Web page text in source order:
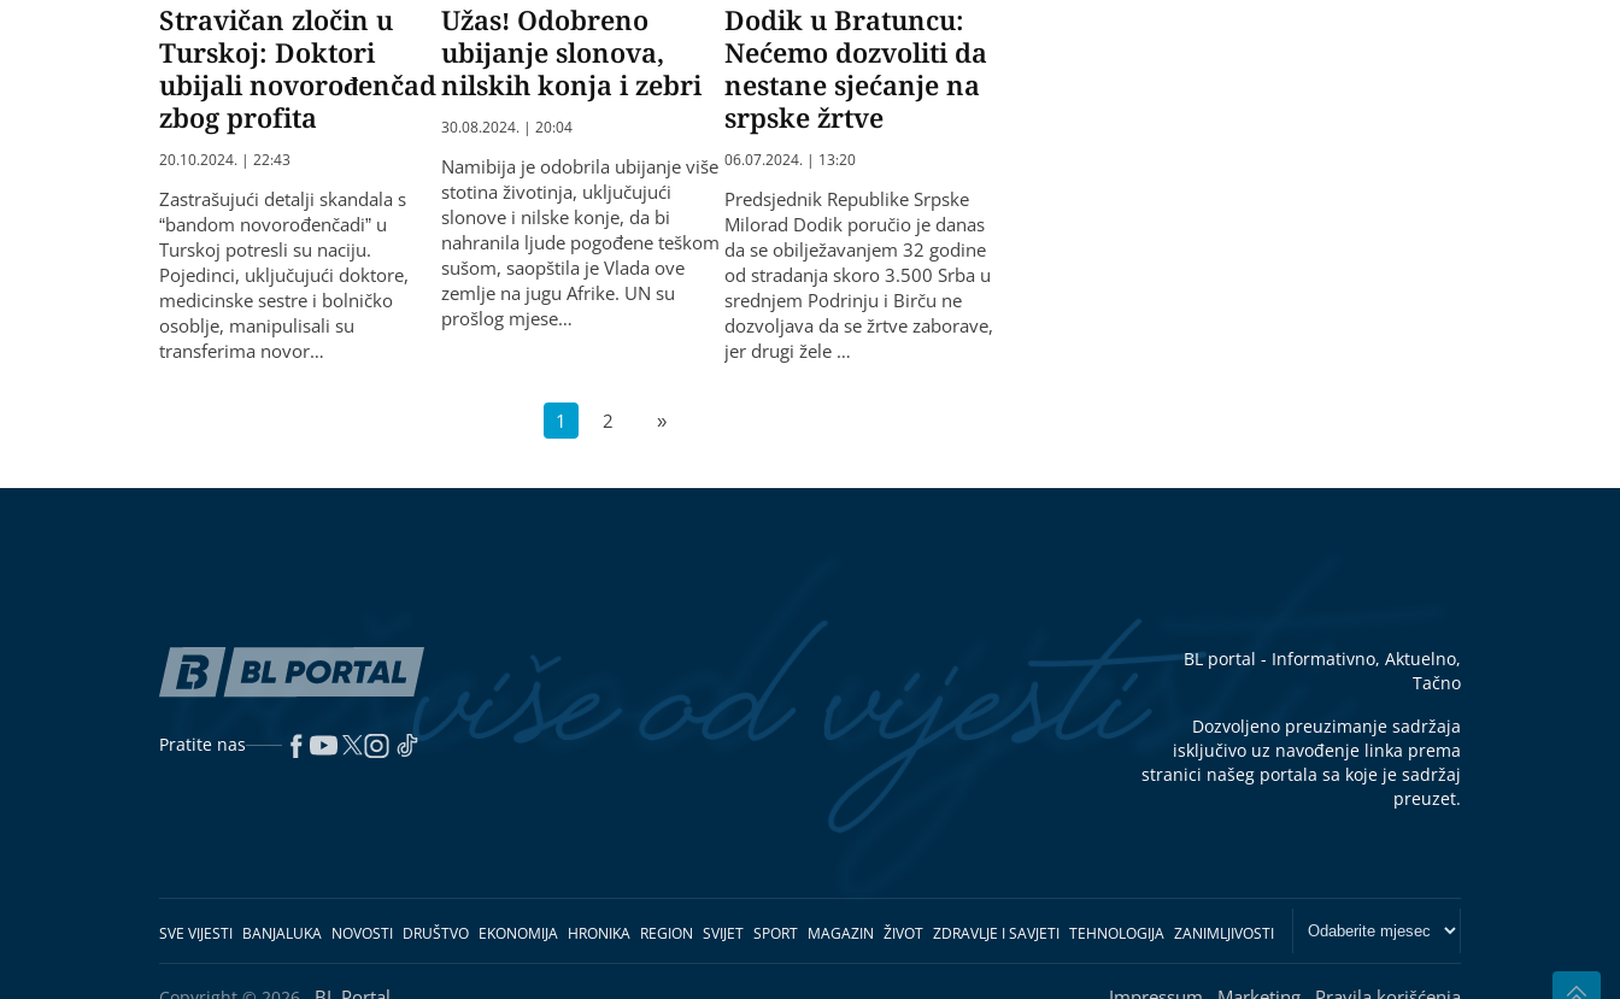
Stravičan zločin u
Turskoj: Doktori
ubijali novorođenčad
zbog profita
20.10.2024. | 22:43
Zastrašujući detalji skandala s
“bandom novorođenčadi” u
Turskoj potresli su naciju.
Pojedinci, uključujući doktore,
medicinske sestre i bolničko
osoblje, manipulisali su
transferima novor…
Užas! Odobreno
ubijanje slonova,
nilskih konja i zebri
30.08.2024. | 20:04
Namibija je odobrila ubijanje više
stotina životinja, uključujući
slonove i nilske konje, da bi
nahranila ljude pogođene teškom
sušom, saopštila je Vlada ove
zemlje na jugu Afrike. UN su
prošlog mjese…
Dodik u Bratuncu:
Nećemo dozvoliti da
nestane sjećanje na
srpske žrtve
06.07.2024. | 13:20
Predsjednik Republike Srpske
Milorad Dodik poručio je danas
da se obilježavanjem 32 godine
od stradanja skoro 3.500 Srba u
srednjem Podrinju i Birču ne
dozvoljava da se žrtve zaborave,
jer drugi žele …
1 2 »
Pratite nas
BL portal - Informativno, Aktuelno,
Tačno
Dozvoljeno preuzimanje sadržaja
isključivo uz navođenje linka prema
stranici našeg portala sa koje je sadržaj
preuzet.
SVE VIJESTI BANJALUKA NOVOSTI DRUŠTVO EKONOMIJA HRONIKA REGION SVIJET SPORT MAGAZIN ŽIVOT ZDRAVLJE I SAVJETI TEHNOLOGIJA ZANIMLJIVOSTI